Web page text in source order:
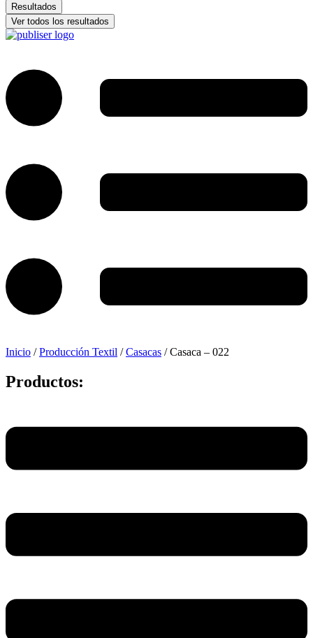
Resultados
Ver todos los resultados
Inicio /Producción Textil /Casacas / Casaca – 022
Productos: